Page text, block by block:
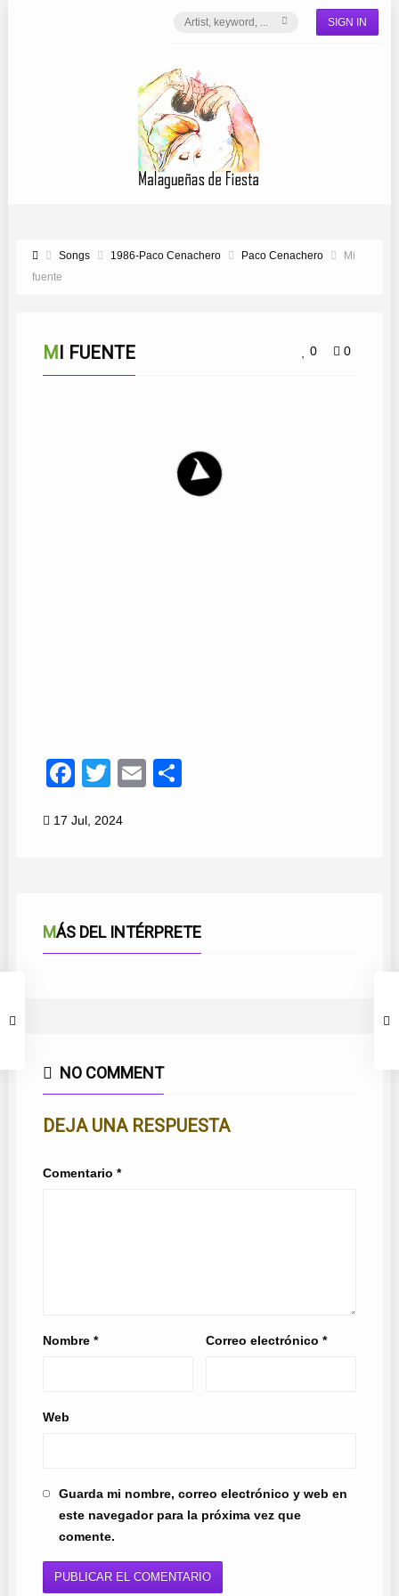
SIGN IN
Songs 1986-Paco Cenachero Paco Cenachero
Mi
fuente
0 0
MI FUENTE
Facebook
TwitterEmail
17 Jul, 2024
MÁS DEL INTÉRPRETE
NO COMMENT
DEJA UNA RESPUESTA
Comentario *
Nombre * Correo electrónico*
Web
Guarda mi nombre, correo electrónico y web en
este navegador para la próxima vez que
comente.